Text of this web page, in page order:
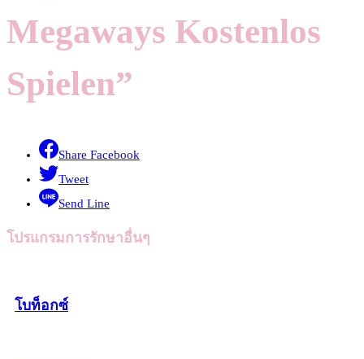
Megaways Kostenlos
Spielen”
Share Facebook
Tweet
Send Line
โปรแกรมการรักษาอื่นๆ
โบท็อกซ์